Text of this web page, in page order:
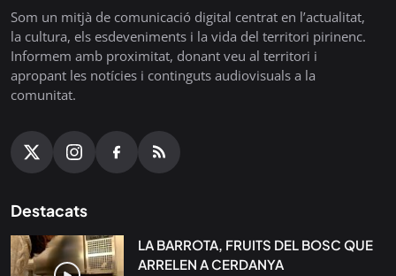
Som un mitjà de comunicació digital centrat en l’actualitat,
la cultura, els esdeveniments i la vida del territori pirinenc.
Informem amb proximitat, donant veu al territori i
apropant les notícies i continguts audiovisuals a la
comunitat.
Destacats
LA BARROTA, FRUITS DEL BOSC QUE
ARRELEN A CERDANYA